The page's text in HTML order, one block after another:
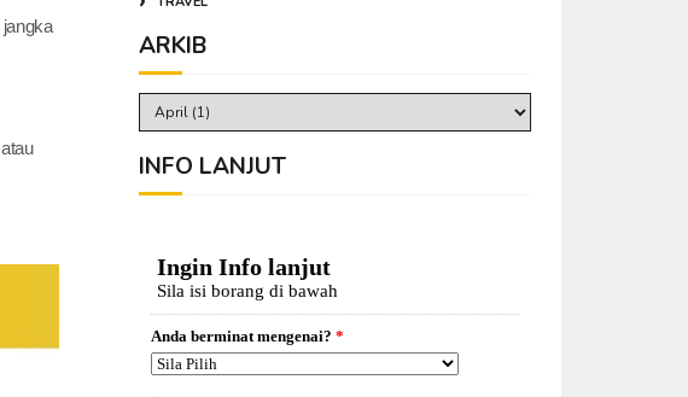
jangka
atau
ARKIB
INFO LANJUT